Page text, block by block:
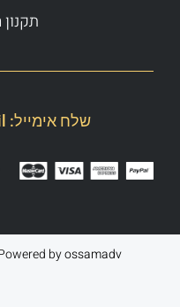
שלח אימייל:
byossamadv